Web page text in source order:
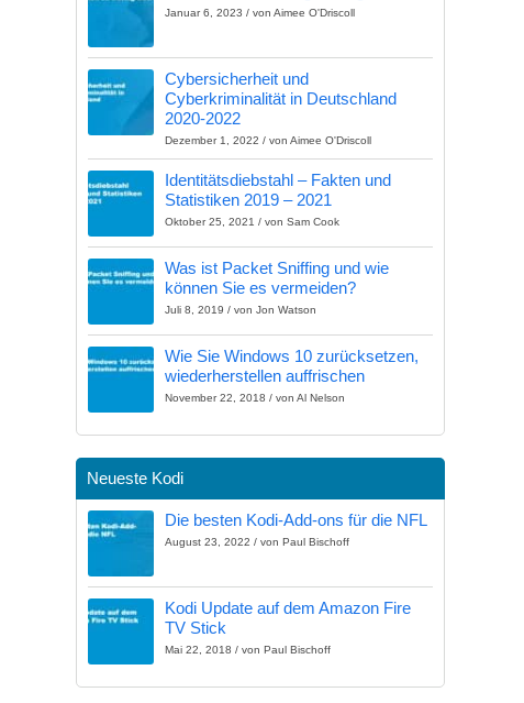
Januar 6, 2023 / von Aimee O'Driscoll
Cybersicherheit und
Cyberkriminalität in Deutschland
2020-2022
Dezember 1, 2022 / von Aimee O'Driscoll
Identitätsdiebstahl – Fakten und
Statistiken 2019 – 2021
Oktober 25, 2021 / von Sam Cook
Was ist Packet Sniffing und wie
können Sie es vermeiden?
Juli 8, 2019 / von Jon Watson
Wie Sie Windows 10 zurücksetzen,
wiederherstellen auffrischen
November 22, 2018 / von Al Nelson
Neueste Kodi
Die besten Kodi-Add-ons für die NFL
August 23, 2022 / von Paul Bischoff
Kodi Update auf dem Amazon Fire
TV Stick
Mai 22, 2018 / von Paul Bischoff